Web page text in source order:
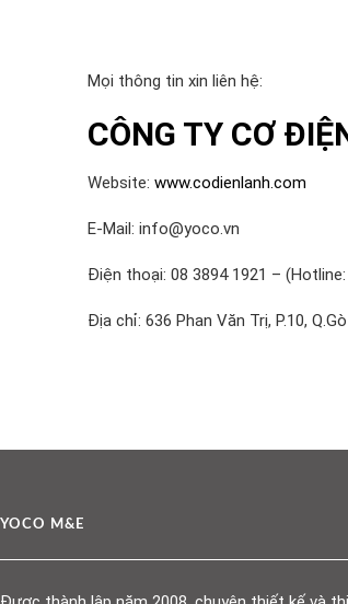
Mọi thông tin xin liên hệ:
CÔNG TY CƠ
Website: www.codienlanh.com
E-Mail: info@yoco.vn
Điện thoại: 08 3894 1921 –
Địa chỉ: 636 Phan Văn Trị, P.10,
YOCO M&E